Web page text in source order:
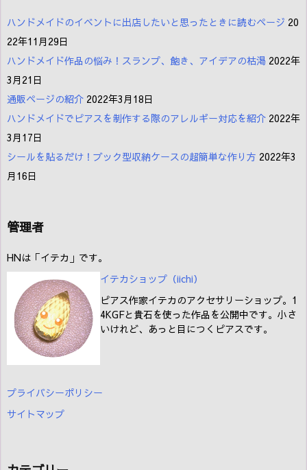
ハンドメイドのイベントに出店したいと思ったときに読むページ 20
22年11月29日
ハンドメイド作品の悩み！スランプ、飽き、アイデアの枯渇 2022年
3月21日
通販ページの紹介 2022年3月18日
ハンドメイドでピアスを制作する際のアレルギー対応を紹介 2022年
3月17日
シールを貼るだけ！ブック型収納ケースの超簡単な作り方 2022年3
月16日
管理者
HNは「イテカ」です。
イテカショップ（iichi）
ピアス作家イテカのアクセサリーショップ。1
4KGFと貴石を使った作品を公開中です。小さ
いけれど、あっと目につくピアスです。
プライバシーポリシー
サイトマップ